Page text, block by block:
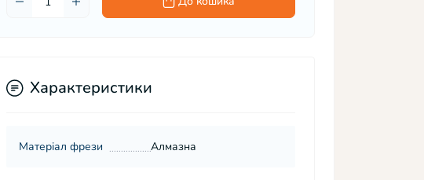
Характеристики
Матеріал фрези Алмазна